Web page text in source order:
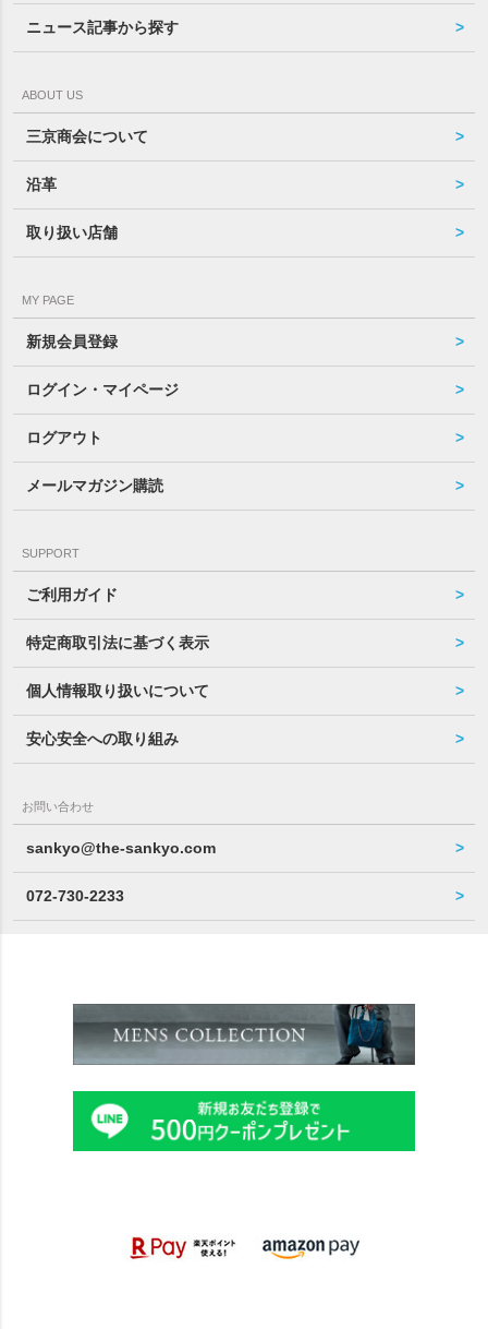
ニュース記事から探す
ABOUT US
三京商会について
沿革
取り扱い店舗
MY PAGE
新規会員登録
ログイン・マイページ
ログアウト
メールマガジン購読
SUPPORT
ご利用ガイド
特定商取引法に基づく表示
個人情報取り扱いについて
安心安全への取り組み
お問い合わせ
sankyo@the-sankyo.com
072-730-2233